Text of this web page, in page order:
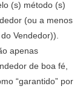
(s) método (s)
(ou a menos
Vendedor)).
apenas
de boa fé,
“garantido” por